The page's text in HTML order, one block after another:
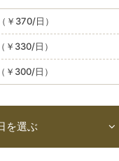
￥370/日）
￥330/日）
￥300/日）
を選ぶ